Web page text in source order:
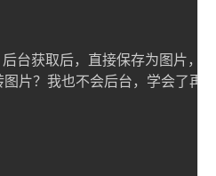
获取后，直接保存为图片，然
片？我也不会后台，学会了再